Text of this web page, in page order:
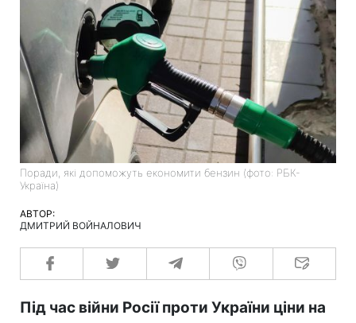
Поради, які допоможуть економити бензин (фото: РБК-
Україна)
АВТОР:
ДМИТРИЙ ВОЙНАЛОВИЧ
Під час війни Росії проти України ціни на